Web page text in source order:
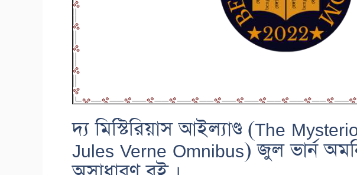
দ্য মিস্টিরিয়াস আইল্যাণ্ড (The
Jules Verne Omnibus) জুল ভার্ন